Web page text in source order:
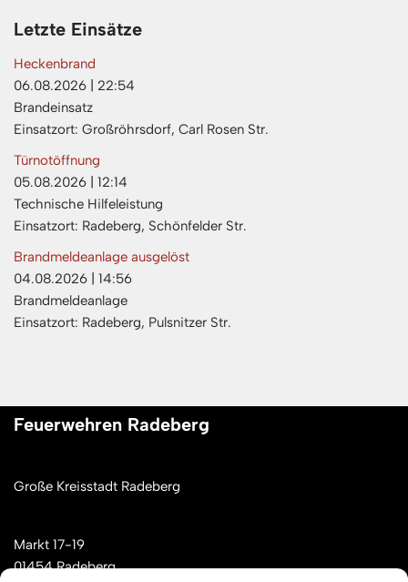
Letzte Einsätze
Heckenbrand
06.08.2026
22:54
Brandeinsatz
Einsatzort: Großröhrsdorf, Carl Rosen Str.
Türnotöffnung
05.08.2026
12:14
Technische Hilfeleistung
Einsatzort: Radeberg, Schönfelder Str.
Brandmeldeanlage ausgelöst
04.08.2026
14:56
Brandmeldeanlage
Einsatzort: Radeberg, Pulsnitzer Str.
Feuerwehren Radeberg
Große Kreisstadt Radeberg
Markt 17-19
01454 Radeberg